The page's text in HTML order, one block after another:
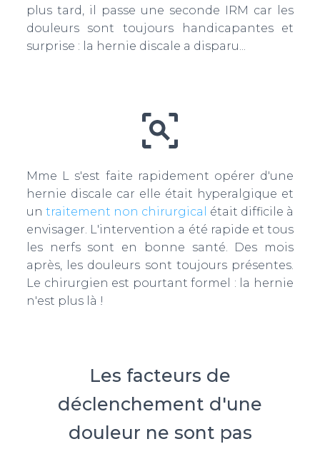
plus tard, il passe une seconde IRM car les
douleurs sont toujours handicapantes et
surprise : la hernie discale a disparu...
Mme L s'est faite rapidement opérer d'une
hernie discale car elle était hyperalgique et
un traitement non chirurgical était difficile à
envisager. L'intervention a été rapide et tous
les nerfs sont en bonne santé. Des mois
après, les douleurs sont toujours présentes.
Le chirurgien est pourtant formel : la hernie
n'est plus là !
Les facteurs de
déclenchement d'une
douleur ne sont pas